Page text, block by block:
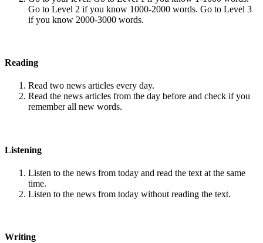
Go to Level 2 if you know 1000-2000 words. Go to Level 3
if you know 2000-3000 words.
Reading
Read two news articles every day.
Read the news articles from the day before and check if you
remember all new words.
Listening
Listen to the news from today and read the text at the same
time.
Listen to the news from today without reading the text.
Writing